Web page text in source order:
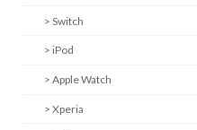
> Switch
> iPod
> Apple Watch
> Xperia